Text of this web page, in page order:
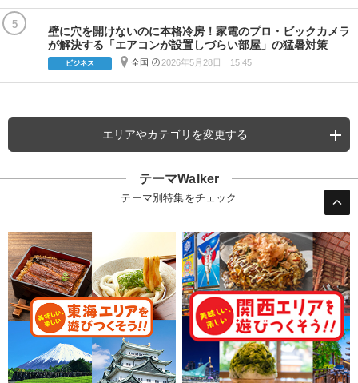
5
壁に穴を開けないのに本格冷房！家電のプロ・ビックカメラ
が解決する「エアコンが設置しづらい部屋」の猛暑対策
ビジネス 全国 2026年5月28日 15:45
エリアやカテゴリを変更する
テーマWalker
テーマ別特集をチェック